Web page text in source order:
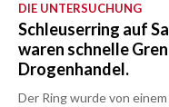
DIE UNTERSUCHUNG
Schleuserring auf
waren schnelle
Drogenhandel.
Der Ring wurde von